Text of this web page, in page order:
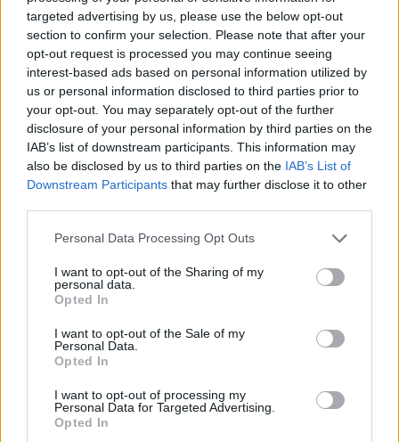
targeted advertising by us, please use the below opt-out
section to confirm your selection. Please note that after your
opt-out request is processed you may continue seeing
interest-based ads based on personal information utilized by
us or personal information disclosed to third parties prior to
your opt-out. You may separately opt-out of the further
disclosure of your personal information by third parties on the
IAB’s list of downstream participants. This information may
also be disclosed by us to third parties on the IAB’s List of
Downstream Participants that may further disclose it to other
Personal Data Processing Opt Outs
I want to opt-out of the Sharing of my
personal data.
Opted In
I want to opt-out of the Sale of my
Personal Data.
Opted In
I want to opt-out of processing my
Personal Data for Targeted Advertising.
Opted In
Aukció dátuma: 2023.12.03
Aukció ideje: 18:00
Aukció helye: https://aukcio.net
Tételszám: 506
Eladó adatai
Eladó: Aukcio.net - Mike
Mipo Kft
+36703805044
http://www.aukcio.net
elkezdte működését a Mike és Tsa Antikvárium, majd 2010-ben
a Portobello aukciósház kiegészítette az addigi tevékenységét
és megszületett a Mike Portobello Aukciósház. 2022-től saját